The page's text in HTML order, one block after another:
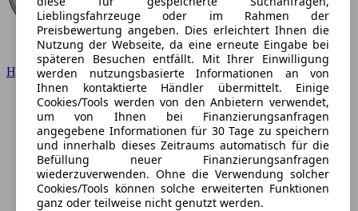
Hyundai
Lieblingsfahrzeuge oder im Rahmen der
Preisbewertung angeben. Dies erleichtert Ihnen die
Nutzung der Webseite, da eine erneute Eingabe bei
späteren Besuchen entfällt. Mit Ihrer Einwilligung
werden nutzungsbasierte Informationen an von
Ihnen kontaktierte Händler übermittelt. Einige
Cookies/Tools werden von den Anbietern verwendet,
um von Ihnen bei Finanzierungsanfragen
angegebene Informationen für 30 Tage zu speichern
und innerhalb dieses Zeitraums automatisch für die
Befüllung neuer Finanzierungsanfragen
wiederzuverwenden. Ohne die Verwendung solcher
Cookies/Tools können solche erweiterten Funktionen
ganz oder teilweise nicht genutzt werden.